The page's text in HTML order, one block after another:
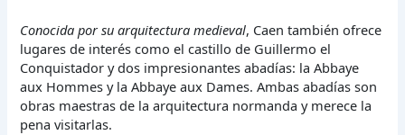
Conocida por su arquitectura medieval, Caen también ofrece
lugares de interés como el castillo de Guillermo el
Conquistador y dos impresionantes abadías: la Abbaye
aux Hommes y la Abbaye aux Dames. Ambas abadías son
obras maestras de la arquitectura normanda y merece la
pena visitarlas.